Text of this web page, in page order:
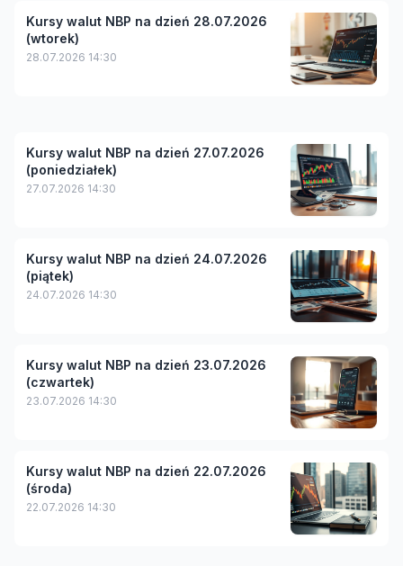
Kursy walut NBP na dzień 28.07.2026
(wtorek)
28.07.2026 14:30
Kursy walut NBP na dzień 27.07.2026
(poniedziałek)
27.07.2026 14:30
Kursy walut NBP na dzień 24.07.2026
(piątek)
24.07.2026 14:30
Kursy walut NBP na dzień 23.07.2026
(czwartek)
23.07.2026 14:30
Kursy walut NBP na dzień 22.07.2026
(środa)
22.07.2026 14:30